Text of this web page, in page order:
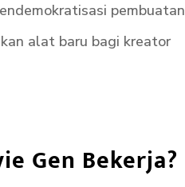
pembuatan
alat baru bagi kreator
Gen Bekerja?